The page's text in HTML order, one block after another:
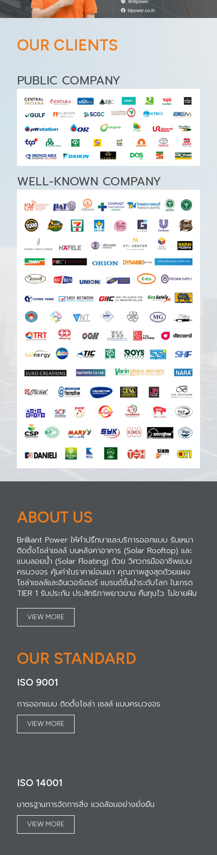
OUR CLIENTS
PUBLIC COMPANY
WELL-KNOWN COMPANY
ABOUT US
Brilliant Power ให้คำปรึกษาและบริการออกแบบ รับเหมา
ติดตั้งโซล่าเซลล์ บนหลังคาอาคาร (Solar Rooftop) และ
แบบลอยน้ำ (Solar Floating) ด้วย วิศวกรมืออาชีพแบบ
ครบวงจร คุ้มค่าในราคาย่อมเยา คุณภาพสูงสุดด้วยแผง
โซล่าเซลล์และอินเวอร์เตอร์ แบรนด์ชั้นนำระดับโลก ในเกรด
TIER 1 รับประกัน ประสิทธิภาพยาวนาน คืนทุนไว ไม่ขายฝัน
VIEW MORE
OUR STANDARD
ISO 9001
การออกแบบ ติดตั้งโซล่า เซลล์ แบบครบวงจร
VIEW MORE
ISO 14001
มาตรฐานการจัดการสิ่ง แวดล้อมอย่างยั่งยืน
VIEW MORE